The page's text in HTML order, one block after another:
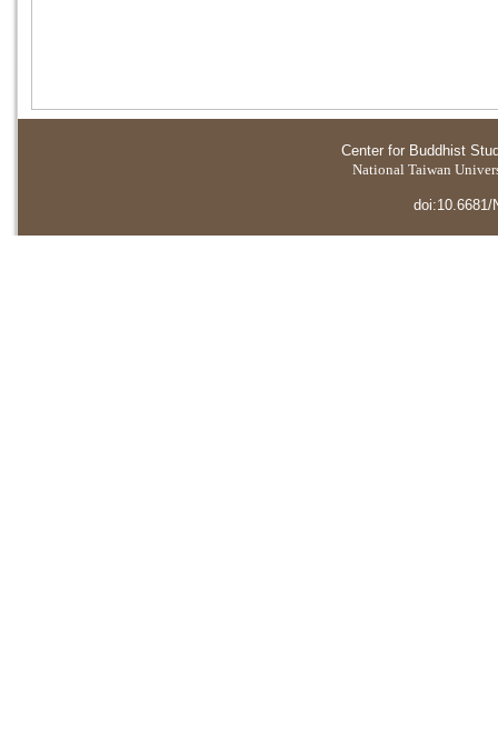
Center for Buddhist
National Taiwan
doi:10.6681/